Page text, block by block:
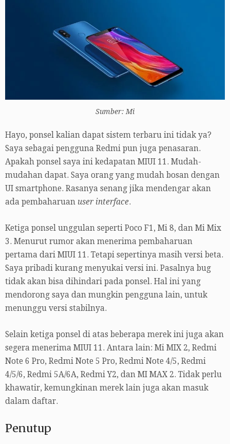
Sumber: Mi
Hayo, ponsel kalian dapat sistem terbaru ini tidak ya?
Saya sebagai pengguna Redmi pun juga penasaran.
Apakah ponsel saya ini kedapatan MIUI 11. Mudah-
mudahan dapat. Saya orang yang mudah bosan dengan
UI smartphone. Rasanya senang jika mendengar akan
ada pembaharuan user interface.
Ketiga ponsel unggulan seperti Poco F1, Mi 8, dan Mi Mix
3. Menurut rumor akan menerima pembaharuan
pertama dari MIUI 11. Tetapi sepertinya masih versi beta.
Saya pribadi kurang menyukai versi ini. Pasalnya bug
tidak akan bisa dihindari pada ponsel. Hal ini yang
mendorong saya dan mungkin pengguna lain, untuk
menunggu versi stabilnya.
Selain ketiga ponsel di atas beberapa merek ini juga akan
segera menerima MIUI 11. Antara lain: Mi MIX 2, Redmi
Note 6 Pro, Redmi Note 5 Pro, Redmi Note 4/5, Redmi
4/5/6, Redmi 5A/6A, Redmi Y2, dan MI MAX 2. Tidak perlu
khawatir, kemungkinan merek lain juga akan masuk
dalam daftar.
Penutup